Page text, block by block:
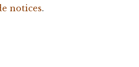
notices.